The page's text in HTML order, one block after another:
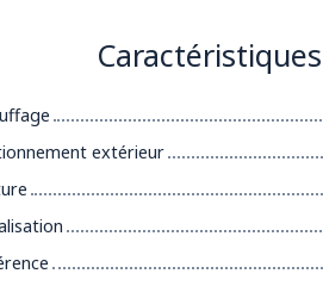
Caractéristiques
extérieur